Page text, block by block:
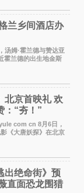
兰乡间酒店办
姆·霍兰德与赞达亚
霍兰德的出生地金斯
北京首映礼 欢
：“夯！”
com cn 8月6日，
《大唐妖探》在北京
、联合导演黄珉、总
莹，配音导演张喆，
出绝命街》预
直面恐龙围猎